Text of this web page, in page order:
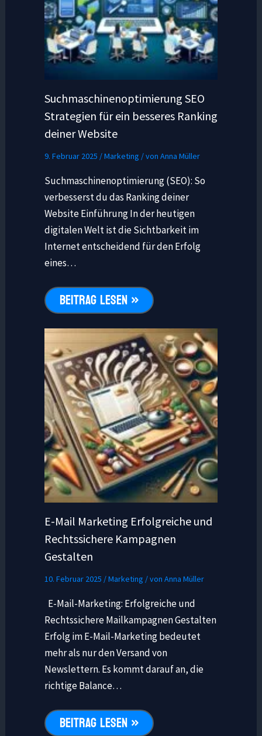
Suchmaschinenoptimierung SEO
Strategien für ein besseres Ranking
deiner Website
9. Februar 2025 /Marketing / von Anna Müller
Suchmaschinenoptimierung (SEO): So
verbesserst du das Ranking deiner
Website Einführung In der heutigen
digitalen Welt ist die Sichtbarkeit im
Internet entscheidend für den Erfolg
eines…
BEITRAG LESEN »
E-Mail Marketing Erfolgreiche und
Rechtssichere Kampagnen
Gestalten
10. Februar 2025 /Marketing / von Anna Müller
E-Mail-Marketing: Erfolgreiche und
Rechtssichere Mailkampagnen Gestalten
Erfolg im E-Mail-Marketing bedeutet
mehr als nur den Versand von
Newslettern. Es kommt darauf an, die
richtige Balance…
BEITRAG LESEN »